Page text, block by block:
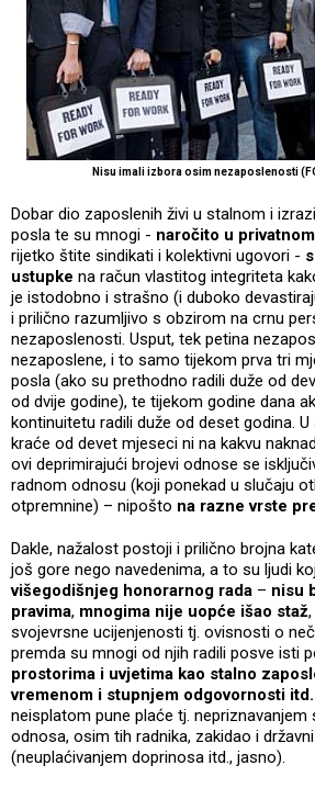
Nisu imali izbora osim nezaposlenosti
Dobar dio zaposlenih živi u stalnom i
posla te su mnogi - naročito u
rijetko štite sindikati i kolektivni ugovori -
ustupke na račun vlastitog integriteta
je istodobno i strašno (i duboko
i prilično razumljivo s obzirom na crnu
nezaposlenosti. Usput, tek petina
nezaposlene, i to samo tijekom prva tri
posla (ako su prethodno radili duže od
od dvije godine), te tijekom godine dana
kontinuitetu radili duže od deset godina.
kraće od devet mjeseci ni na kakvu
ovi deprimirajući brojevi odnose se
radnom odnosu (koji ponekad u slučaju
otpremnine) – nipošto na razne vrste
Dakle, nažalost postoji i prilično brojna
još gore nego navedenima, a to su ljudi
višegodišnjeg honorarnog rada – nisu
pravima, mnogima nije uopće išao staž
svojevrsne ucijenjenosti tj. ovisnosti o
premda su mnogi od njih radili posve isti
prostorima i uvjetima kao stalno
vremenom i stupnjem odgovornosti
neisplatom pune plaće tj. nepriznavanjem
odnosa, osim tih radnika, zakidao i
(neuplaćivanjem doprinosa itd., jasno).